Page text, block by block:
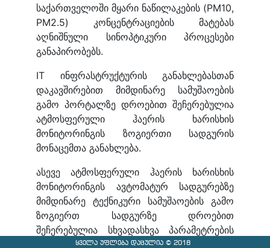
საქართველოში მყარი ნაწილაკების (PM10,
PM2.5) კონცენტრაციების მატებას
აღნიშნული სინოპტიკური პროცესები
განაპირობებს.
IT ინფრასტრუქტურის განახლებასთან
დაკავშირებით მიმდინარე სამუშაოების
გამო პორტალზე დროებით შეჩერებულია
ატმოსფერული ჰაერის ხარისხის
მონიტორინგის ზოგიერთი სადგურის
მონაცემთა განახლება.
ასევე ატმოსფერული ჰაერის ხარისხის
მონიტორინგის ავტომატურ სადგურებზე
მიმდინარე ტექნიკური სამუშაოების გამო
ზოგიერთ სადგურზე დროებით
შეჩერებულია სხვადასხვა პარამეტრების
გაზომვები. ტექნიკური ხარვეზების
ყველა უფლება დაცულია © 2018